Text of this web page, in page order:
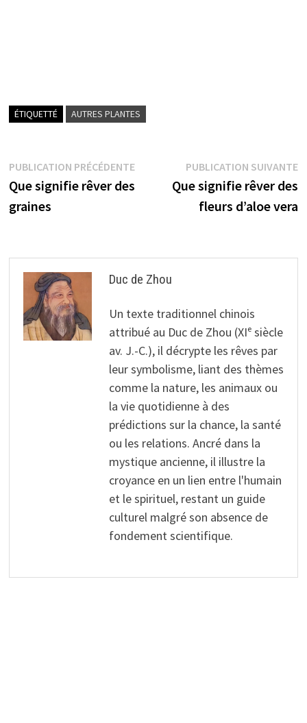
ÉTIQUETTÉ AUTRES PLANTES
Navigation
de
l’article
PUBLICATION PRÉCÉDENTEPublication
précédente :
Que signifie rêver des
graines
PUBLICATION SUIVANTE
Que signifie rêver des
fleurs d’aloe vera
Duc de Zhou
Un texte traditionnel chinois
attribué au Duc de Zhou (XIᵉ siècle
av. J.-C.), il décrypte les rêves par
leur symbolisme, liant des thèmes
comme la nature, les animaux ou
la vie quotidienne à des
prédictions sur la chance, la santé
ou les relations. Ancré dans la
mystique ancienne, il illustre la
croyance en un lien entre l'humain
et le spirituel, restant un guide
culturel malgré son absence de
fondement scientifique.